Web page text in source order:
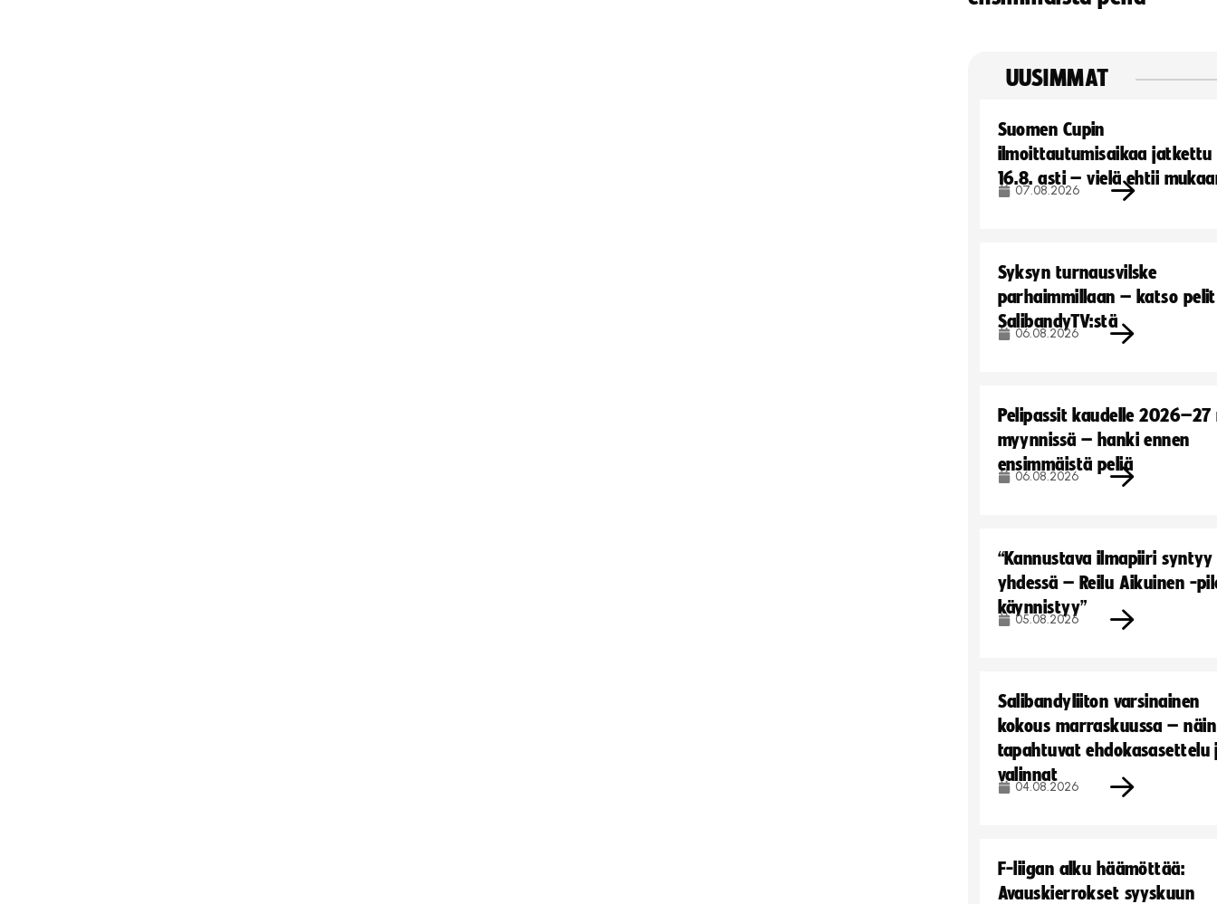
UUSIMMAT
Suomen Cupin
ilmoittautumisaikaa jatkettu
16.8. asti – vielä ehtii
07.08.2026
Syksyn turnausvilske
parhaimmillaan – katso pelit
SalibandyTV:stä
06.08.2026
Pelipassit kaudelle
myynnissä – hanki ennen
ensimmäistä peliä
06.08.2026
“Kannustava ilmapiiri syntyy
yhdessä – Reilu Aikuinen -
käynnistyy”
05.08.2026
Salibandyliiton varsinainen
kokous marraskuussa – näin
tapahtuvat ehdokasasettelu
valinnat
04.08.2026
F-liigan alku häämöttää:
Avauskierrokset syyskuun